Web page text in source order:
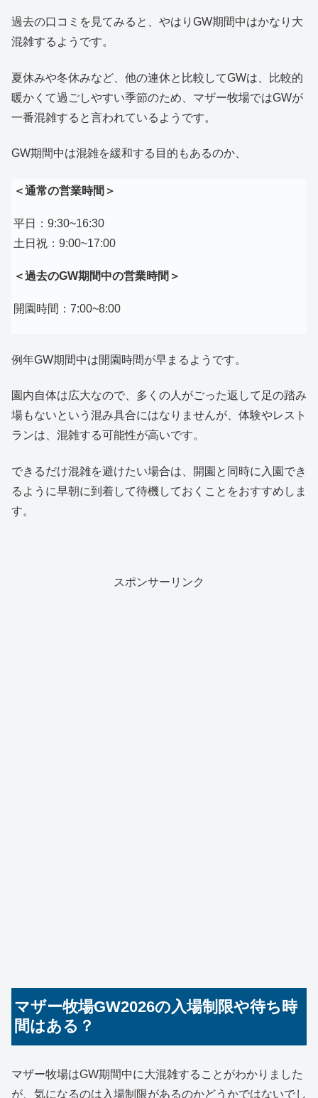
過去の口コミを見てみると、やはりGW期間中はかなり大
混雑するようです。
夏休みや冬休みなど、他の連休と比較してGWは、比較的
暖かくて過ごしやすい季節のため、マザー牧場ではGWが
一番混雑すると言われているようです。
GW期間中は混雑を緩和する目的もあるのか、
＜通常の営業時間＞
平日：9:30~16:30
土日祝：9:00~17:00
＜過去のGW期間中の営業時間＞
開園時間：7:00~8:00
例年GW期間中は開園時間が早まるようです。
園内自体は広大なので、多くの人がごった返して足の踏み
場もないという混み具合にはなりませんが、体験やレスト
ランは、混雑する可能性が高いです。
できるだけ混雑を避けたい場合は、開園と同時に入園でき
るように早朝に到着して待機しておくことをおすすめしま
す。
スポンサーリンク
マザー牧場GW2026の入場制限や待ち時
間はある？
マザー牧場はGW期間中に大混雑することがわかりました
が、気になるのは入場制限があるのかどうかではないでし